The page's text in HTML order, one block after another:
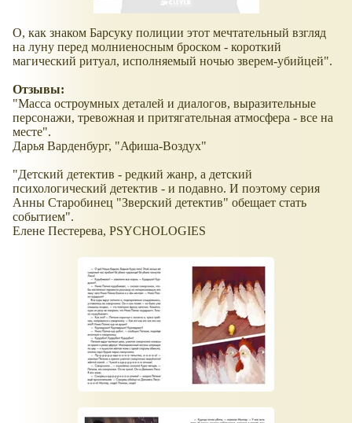
О, как знаком Барсуку полиции этот мечтательный взгляд
на луну перед молниеносным броском - короткий
магический ритуал, исполняемый ночью зверем-убийцей".
Отзывы:
"Масса остроумных деталей и диалогов, выразительные
персонажи, тревожная и притягательная атмосфера - все на
месте".
Дарья Варденбург, "Афиша-Воздух"
"Детский детектив - редкий жанр, а детский
психологический детектив - и подавно. И поэтому серия
Анны Старобинец "Зверский детектив" обещает стать
событием".
Елене Пестерева, PSYCHOLOGIES